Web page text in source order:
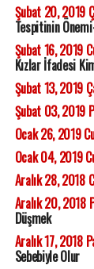
Şubat 20, 2019
Tespitinin
Şubat 16, 2019
Kızlar İfadesi
Şubat 13, 2019
Şubat 03, 2019
Ocak 26, 2019
Ocak 04, 2019
Aralık 28, 2018
Aralık 20, 2018
Düşmek
Aralık 17, 2018
Sebebiyle Olur